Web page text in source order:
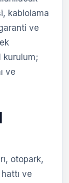
kablolama
ve
kurulum;
ve
otopark,
ve